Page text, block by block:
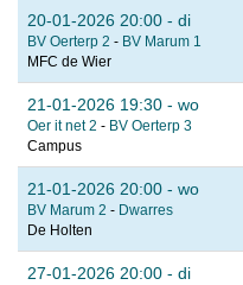
20-01-2026 20:00 - di
BV Oerterp 2 - BV Marum 1
MFC de Wier
21-01-2026 19:30 - wo
Oer it net 2 - BV Oerterp 3
Campus
21-01-2026 20:00 - wo
BV Marum 2 - Dwarres
De Holten
27-01-2026 20:00 - di